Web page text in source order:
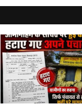
ली
सुध
।